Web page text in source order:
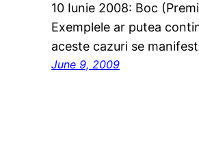
10 Iunie 2008: Boc
Exemplele ar putea
aceste cazuri se
June 9, 2009